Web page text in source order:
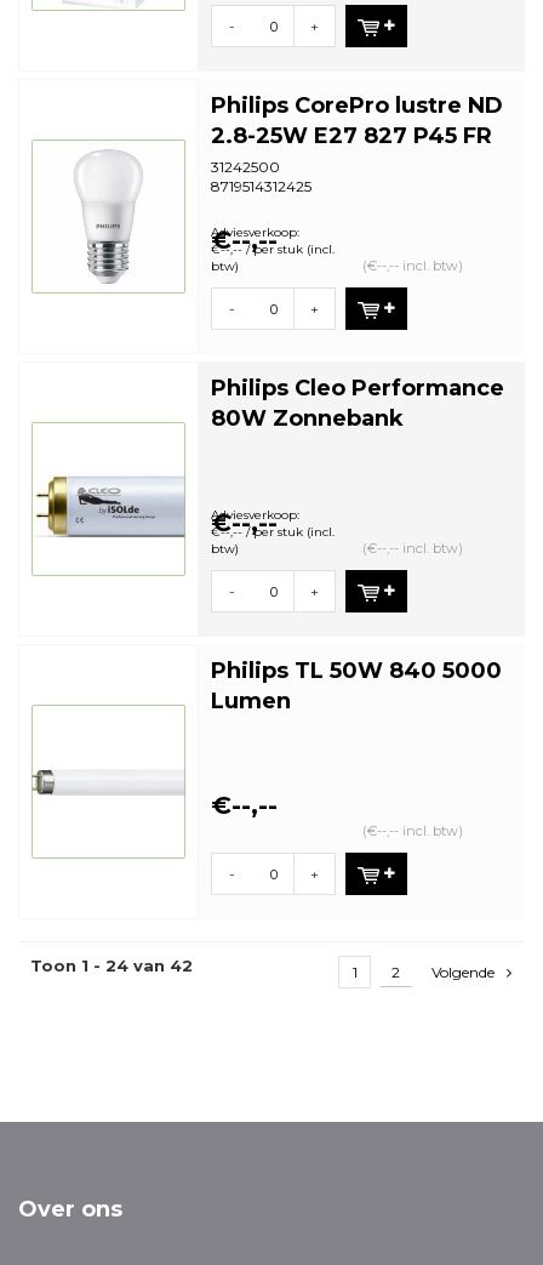
- +
Philips CorePro lustre ND
2.8-25W E27 827 P45 FR
31242500
8719514312425
€--,--
Adviesverkoop:
€--,-- / per stuk (incl.
btw)
(€--,-- incl. btw)
- +
Philips Cleo Performance
80W Zonnebank
€--,--
Adviesverkoop:
€--,-- / per stuk (incl.
btw)
(€--,-- incl. btw)
- +
Philips TL 50W 840 5000
Lumen
€--,--
(€--,-- incl. btw)
- +
Toon 1 - 24 van 42 1 2 Volgende
Over ons